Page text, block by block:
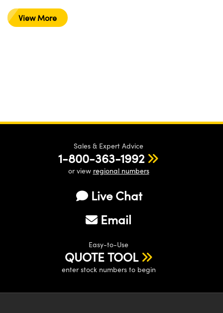
View More
Sales & Expert Advice
1-800-363-1992
or view regional numbers
Live Chat
Email
Easy-to-Use
QUOTE TOOL
enter stock numbers to begin